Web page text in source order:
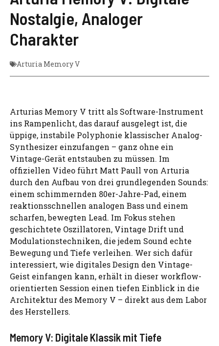
Nostalgie, Analoger
Charakter
Arturia Memory V
Arturias Memory V tritt als Software-Instrument
ins Rampenlicht, das darauf ausgelegt ist, die
üppige, instabile Polyphonie klassischer Analog-
Synthesizer einzufangen – ganz ohne ein
Vintage-Gerät entstauben zu müssen. Im
offiziellen Video führt Matt Paull von Arturia
durch den Aufbau von drei grundlegenden Sounds:
einem schimmernden 80er-Jahre-Pad, einem
reaktionsschnellen analogen Bass und einem
scharfen, bewegten Lead. Im Fokus stehen
geschichtete Oszillatoren, Vintage Drift und
Modulationstechniken, die jedem Sound echte
Bewegung und Tiefe verleihen. Wer sich dafür
interessiert, wie digitales Design den Vintage-
Geist einfangen kann, erhält in dieser workflow-
orientierten Session einen tiefen Einblick in die
Architektur des Memory V – direkt aus dem Labor
des Herstellers.
Memory V: Digitale Klassik mit Tiefe